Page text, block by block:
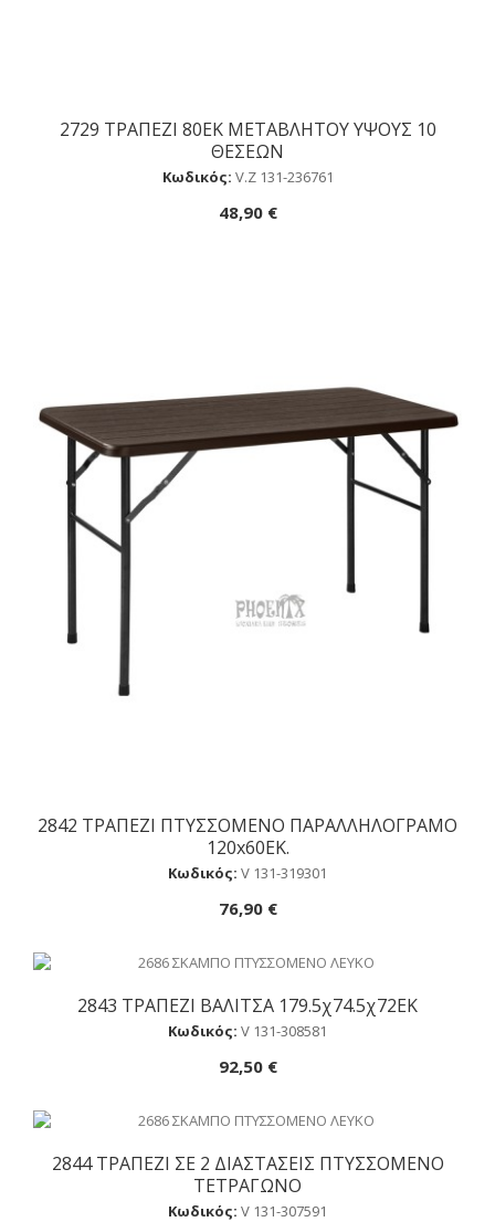
Αγορά
2729 ΤΡΑΠΕΖΙ 80ΕΚ ΜΕΤΑΒΛΗΤΟΥ ΥΨΟΥΣ 10
ΘΕΣΕΩΝ
Κωδικός: V.Ζ 131-236761
48,90 €
Αγορά
2842 ΤΡΑΠΕΖΙ ΠΤΥΣΣΟΜΕΝΟ ΠΑΡΑΛΛΗΛΟΓΡΑΜΟ
120x60ΕΚ.
Κωδικός: V 131-319301
76,90 €
Αγορά
2843 ΤΡΑΠΕΖΙ ΒΑΛΙΤΣΑ 179.5χ74.5χ72ΕΚ
Κωδικός: V 131-308581
92,50 €
Αγορά
2844 ΤΡΑΠΕΖΙ ΣΕ 2 ΔΙΑΣΤΑΣΕΙΣ ΠΤΥΣΣΟΜΕΝΟ
ΤΕΤΡΑΓΩΝΟ
Κωδικός: V 131-307591